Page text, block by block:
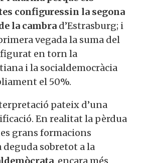
l’alarma perquè els
configuressin la
força de la cambra
fet que per primera
PP europeu configurat
cristiana i la
no superés àmpliament
pateix d’una
En realitat la
les dues grans